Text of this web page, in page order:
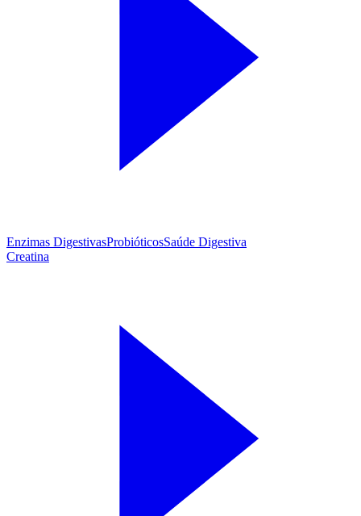
Enzimas DigestivasProbióticosSaúde Digestiva
Creatina